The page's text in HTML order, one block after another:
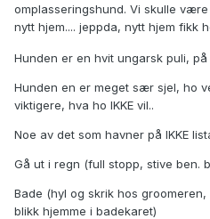
omplasseringshund. Vi skulle
nytt hjem.... jeppda, nytt hjem fikk
Hunden er en hvit ungarsk puli,
Hunden en er meget sær sjel, ho
viktigere, hva ho IKKE vil..
Noe av det som havner på IKKE
Gå ut i regn (full stopp, stive ben.
Bade (hyl og skrik hos
blikk hjemme i badekaret)